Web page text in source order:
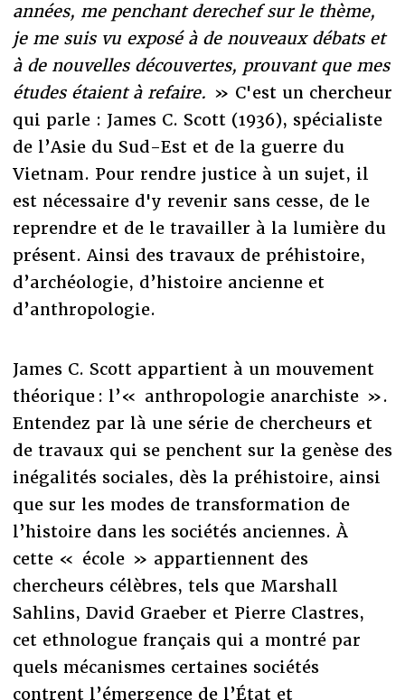
années, me penchant derechef sur le thème,
je me suis vu exposé à de nouveaux débats et
à de nouvelles découvertes, prouvant que mes
études étaient à refaire. » C'est un chercheur
qui parle : James C. Scott (1936), spécialiste
de l’Asie du Sud-Est et de la guerre du
Vietnam. Pour rendre justice à un sujet, il
est nécessaire d'y revenir sans cesse, de le
reprendre et de le travailler à la lumière du
présent. Ainsi des travaux de préhistoire,
d’archéologie, d’histoire ancienne et
d’anthropologie.
James C. Scott appartient à un mouvement
théorique : l’« anthropologie anarchiste ».
Entendez par là une série de chercheurs et
de travaux qui se penchent sur la genèse des
inégalités sociales, dès la préhistoire, ainsi
que sur les modes de transformation de
l’histoire dans les sociétés anciennes. À
cette « école » appartiennent des
chercheurs célèbres, tels que Marshall
Sahlins, David Graeber et Pierre Clastres,
cet ethnologue français qui a montré par
quels mécanismes certaines sociétés
contrent l’émergence de l’État et